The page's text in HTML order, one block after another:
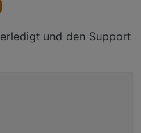
und den Support